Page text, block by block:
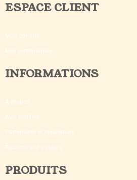
ESPACE CLIENT
Mon compte
Mes commandes
INFORMATIONS
A propos
Avis certifiés
Partenaires et revendeurs
Recrutement auteurs
PRODUITS